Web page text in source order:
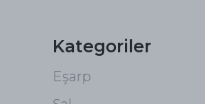
Kategoriler
Eşarp